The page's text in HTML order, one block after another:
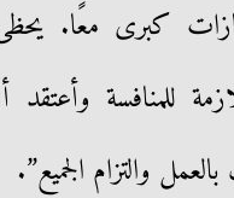
كبرى معًا. يحظى
للمنافسة
والتزام الجميع”.